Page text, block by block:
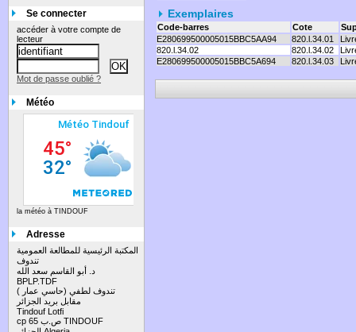
Exemplaires
Code-barres Cote
E280699500005015BBC5AA94
820.l.34.01
820.l.34.02
820.l.34.02
E280699500005015BBC5A694
820.l.34.03
Se connecter
accéder à votre compte de
lecteur
Mot de passe oublié ?
Météo
la météo à TINDOUF
Adresse
المكتبة الرئيسية للمطالعة العمومية
تندوف
د. أبو القاسم سعد الله
BPLP.TDF
تندوف لطفي (حاسي عمار )
مقابل بريد الجزائر
Tindouf Lotfi
cp 65 ص.ب TINDOUF